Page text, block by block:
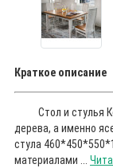
Краткое описание
Стол и стулья
дерева, а именно
стула
материалами ...